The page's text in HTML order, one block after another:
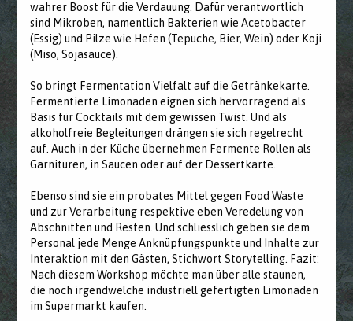
wahrer Boost für die Verdauung. Dafür verantwortlich
sind Mikroben, namentlich Bakterien wie Acetobacter
(Essig) und Pilze wie Hefen (Tepuche, Bier, Wein) oder Koji
(Miso, Sojasauce).
So bringt Fermentation Vielfalt auf die Getränkekarte.
Fermentierte Limonaden eignen sich hervorragend als
Basis für Cocktails mit dem gewissen Twist. Und als
alkoholfreie Begleitungen drängen sie sich regelrecht
auf. Auch in der Küche übernehmen Fermente Rollen als
Garnituren, in Saucen oder auf der Dessertkarte.
Ebenso sind sie ein probates Mittel gegen Food Waste
und zur Verarbeitung respektive eben Veredelung von
Abschnitten und Resten. Und schliesslich geben sie dem
Personal jede Menge Anknüpfungspunkte und Inhalte zur
Interaktion mit den Gästen, Stichwort Storytelling. Fazit:
Nach diesem Workshop möchte man über alle staunen,
die noch irgendwelche industriell gefertigten Limonaden
im Supermarkt kaufen.